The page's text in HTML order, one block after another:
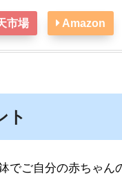
市場 Amazon
ト
でご自分の赤ちゃん